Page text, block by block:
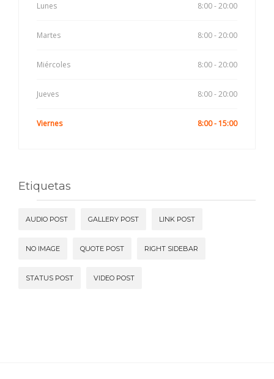
Lunes 8:00 - 20:00
Martes 8:00 - 20:00
Miércoles 8:00 - 20:00
Jueves 8:00 - 20:00
Viernes 8:00 - 15:00
Etiquetas
AUDIO POST GALLERY POST LINK POST
NO IMAGE QUOTE POST RIGHT SIDEBAR
STATUS POST VIDEO POST